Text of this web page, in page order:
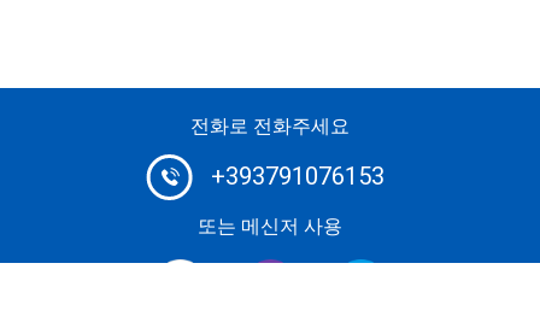
전화로 전화주세요
+393791076153
또는 메신저 사용